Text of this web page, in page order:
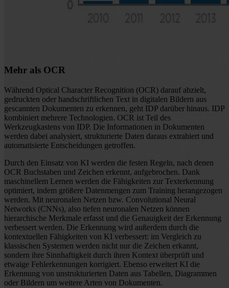
Mehr als OCR
Während Optical Character Recognition (OCR) darauf abzielt,
gedruckten oder handschriftlichen Text in digitalen Bildern aus
gescannten Dokumenten zu erkennen, geht IDP darüber hinaus. IDP
kombiniert mehrere Technologien. OCR ist Teil des
Werkzeugkastens von IDP. Die Informationen in Dokumenten
werden dabei analysiert, strukturierte Daten daraus extrahiert und
automatisierte Entscheidungen getroffen.
Durch den Einsatz von KI werden die festen Regeln, nach denen
OCR Buchstaben und Zeichen erkennt, aufgebrochen. Dank
maschinellem Lernen werden die Fähigkeiten zur Texterkennung
optimiert, indem größere Datenmengen zum Training herangezogen
werden. Mit neuronalen Netzen bzw. Convolutional Neural
Networks (CNNs), also tiefen neuronalen Netzen können
hierarchische Merkmale erfasst und die Genauigkeit der Erkennung
verbessert werden. Die Erkennung wird außerdem durch die
kontextuellen Fähigkeiten von KI verbessert: im Vergleich zu
klassischen Systemen werden nicht nur die Zeichen erkannt,
sondern ihre Sinnhaftigkeit durch ihren Kontext überprüft und
etwaige Fehlerkennungen korrigiert. Ebenso erweitert KI die
Erkennung von unstrukturierten Daten aus Tabellen, Diagrammen
oder Bildern um weitere Arten von Dokumenten.